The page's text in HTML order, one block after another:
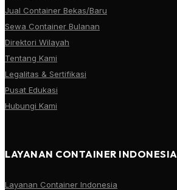
Jual Container Bekas/Baru
Sewa Container Bulanan
Direktori Wilayah
Tentang Kami
Legalitas & Sertifikasi
Pusat Edukasi
Hubungi Kami
LAYANAN CONTAINER INDONESIA
Layanan Container Indonesia